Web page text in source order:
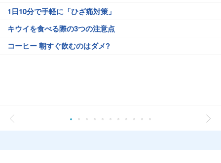
1日10分で手軽に「ひざ痛対策」
キウイを食べる際の3つの注意点
コーヒー 朝すぐ飲むのはダメ?